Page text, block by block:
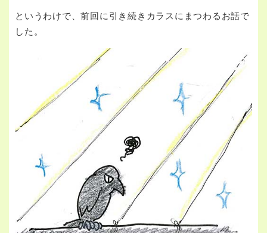
というわけで、前回に引き続きカラスにまつわるお話で
した。